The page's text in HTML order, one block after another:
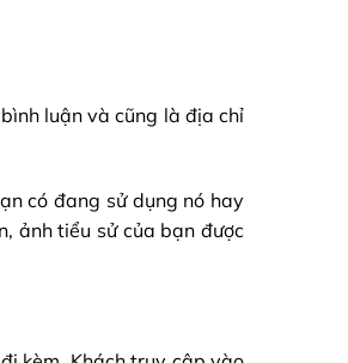
luận và cũng là địa chỉ
có đang sử dụng nó hay
ảnh tiểu sử của bạn được